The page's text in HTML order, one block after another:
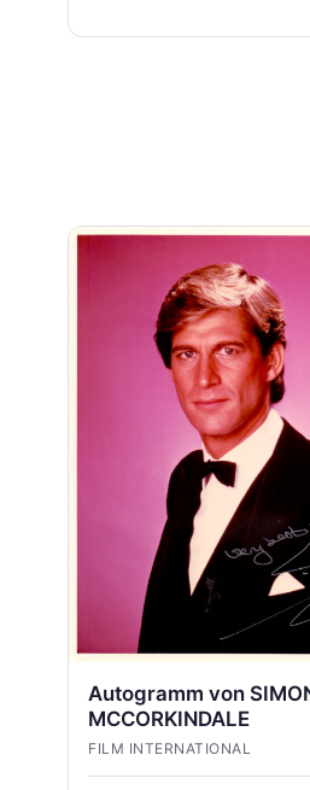
Autogramm von
MCCORKINDALE
FILM INTERNATIONAL